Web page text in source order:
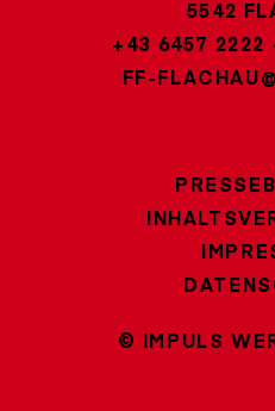
5542
+43 6457 2222
FF-
© IMPULS